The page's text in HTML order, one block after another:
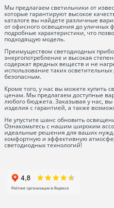
Мы предлагаем светильники от
которые гарантируют высокое
каталоге вы найдете различные
от офисного освещения до уличных
подробные характеристики, что
подходящую модель.
Преимуществом светодиодных
энергопотребление и высокая
содержат вредных веществ и не
использование таких
безопасным.
Кроме того, у нас вы можете купить
ценам. Мы предлагаем доступные
любого бюджета. Заказывая у нас,
изделия с гарантией, а также
Не упустите шанс обновить
Ознакомьтесь с нашим широким
идеальные решения для ваших
комфортную и эффективную
светодиодных технологий!